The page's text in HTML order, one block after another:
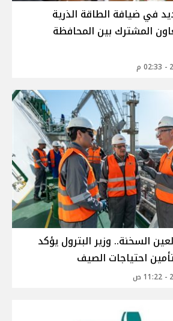
في ضيافة الطاقة الذرية
المشترك بين المحافظة
السخنة.. وزير البترول يؤكد
احتياجات الصيف